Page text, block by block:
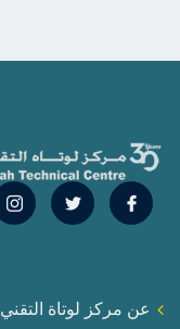
عن مركز لوتاة التقني